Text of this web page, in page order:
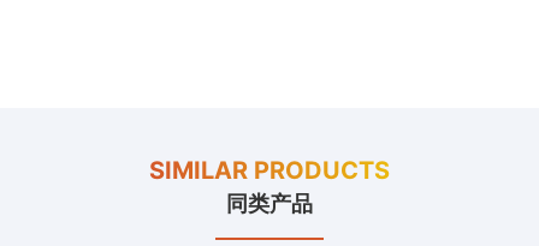
SIMILAR PRODUCTS
同类产品